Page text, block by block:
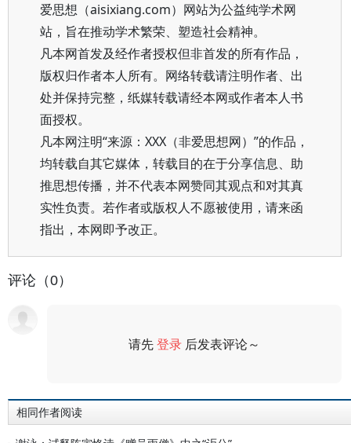
爱思想（aisixiang.com）网站为公益纯学术网
站，旨在推动学术繁荣、塑造社会精神。
凡本网首发及经作者授权但非首发的所有作品，
版权归作者本人所有。网络转载请注明作者、出
处并保持完整，纸媒转载请经本网或作者本人书
面授权。
凡本网注明“来源：XXX（非爱思想网）”的作品，
均转载自其它媒体，转载目的在于分享信息、助
推思想传播，并不代表本网赞同其观点和对其真
实性负责。若作者或版权人不愿被使用，请来函
指出，本网即予改正。
评论（0）
请先登录 后发表评论～
相同作者阅读